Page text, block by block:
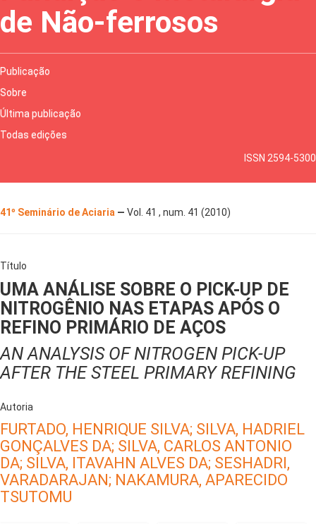
de Não-ferrosos
Publicação
Sobre
Última publicação
Todas edições
ISSN 2594-5300
41º Seminário de Aciaria — Vol. 41 , num. 41 (2010)
Título
UMA ANÁLISE SOBRE O PICK-UP DE
NITROGÊNIO NAS ETAPAS APÓS O
REFINO PRIMÁRIO DE AÇOS
AN ANALYSIS OF NITROGEN PICK-UP
AFTER THE STEEL PRIMARY REFINING
Autoria
FURTADO, HENRIQUE SILVA; SILVA, HADRIEL
GONÇALVES DA; SILVA, CARLOS ANTONIO
DA; SILVA, ITAVAHN ALVES DA; SESHADRI,
VARADARAJAN; NAKAMURA, APARECIDO
TSUTOMU